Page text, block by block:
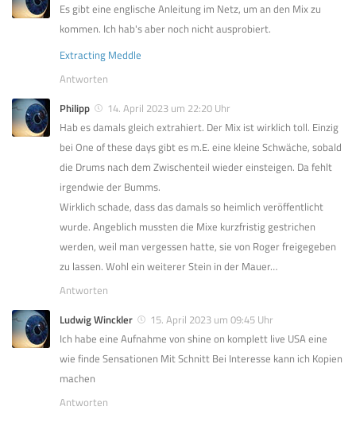
Es gibt eine englische Anleitung im Netz, um an den Mix zu
kommen. Ich hab's aber noch nicht ausprobiert.
Extracting Meddle
Antworten
Philipp
14. April 2023 um 22:20 Uhr
Hab es damals gleich extrahiert. Der Mix ist wirklich toll. Einzig
bei One of these days gibt es m.E. eine kleine Schwäche, sobald
die Drums nach dem Zwischenteil wieder einsteigen. Da fehlt
irgendwie der Bumms.
Wirklich schade, dass das damals so heimlich veröffentlicht
wurde. Angeblich mussten die Mixe kurzfristig gestrichen
werden, weil man vergessen hatte, sie von Roger freigegeben
zu lassen. Wohl ein weiterer Stein in der Mauer…
Antworten
Ludwig Winckler
15. April 2023 um 09:45 Uhr
Ich habe eine Aufnahme von shine on komplett live USA eine
wie finde Sensationen Mit Schnitt Bei Interesse kann ich Kopien
machen
Antworten